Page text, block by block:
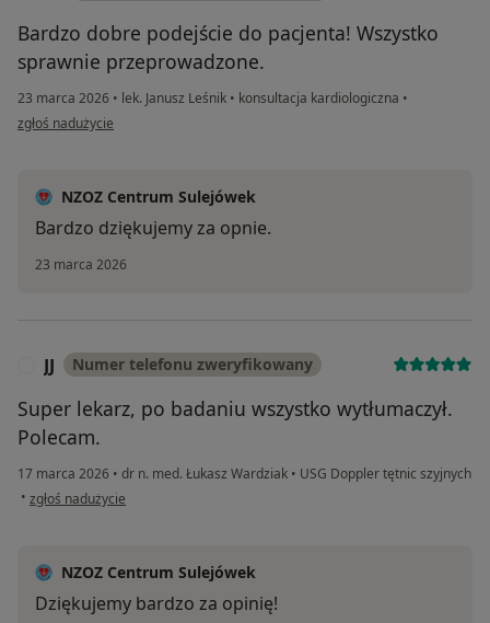
Bardzo dobre podejście do pacjenta! Wszystko
sprawnie przeprowadzone.
23 marca 2026 • lek. Janusz Leśnik • konsultacja kardiologiczna •
w opinii użytkownika JG
zgłoś nadużycie
NZOZ Centrum Sulejówek
Bardzo dziękujemy za opnie.
23 marca 2026
JJ Numer telefonu zweryfikowany
Super lekarz, po badaniu wszystko wytłumaczył.
Polecam.
17 marca 2026 • dr n. med. Łukasz Wardziak • USG Doppler tętnic szyjnych
• w opinii użytkownika JJ
zgłoś nadużycie
NZOZ Centrum Sulejówek
Dziękujemy bardzo za opinię!